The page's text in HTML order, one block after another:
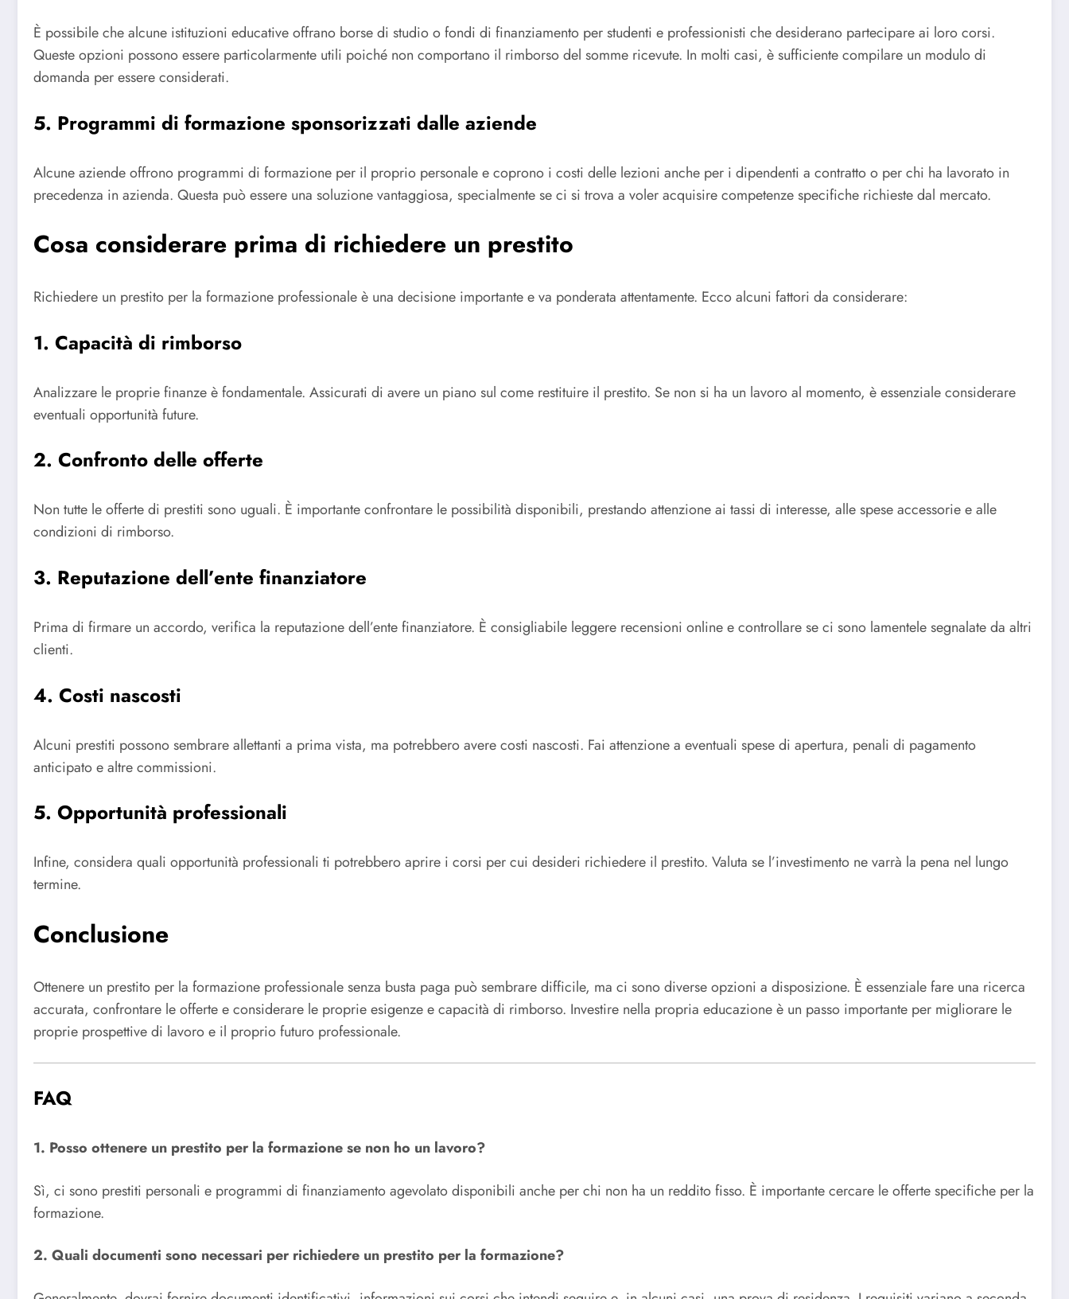
È possibile che alcune istituzioni educative offrano borse di studio o fondi di finanziamento per studenti e professionisti che desiderano partecipare ai loro corsi.
Queste opzioni possono essere particolarmente utili poiché non comportano il rimborso del somme ricevute. In molti casi, è sufficiente compilare un modulo di
domanda per essere considerati.
5. Programmi di formazione sponsorizzati dalle aziende
Alcune aziende offrono programmi di formazione per il proprio personale e coprono i costi delle lezioni anche per i dipendenti a contratto o per chi ha lavorato in
precedenza in azienda. Questa può essere una soluzione vantaggiosa, specialmente se ci si trova a voler acquisire competenze specifiche richieste dal mercato.
Cosa considerare prima di richiedere un prestito
Richiedere un prestito per la formazione professionale è una decisione importante e va ponderata attentamente. Ecco alcuni fattori da considerare:
1. Capacità di rimborso
Analizzare le proprie finanze è fondamentale. Assicurati di avere un piano sul come restituire il prestito. Se non si ha un lavoro al momento, è essenziale considerare
eventuali opportunità future.
2. Confronto delle offerte
Non tutte le offerte di prestiti sono uguali. È importante confrontare le possibilità disponibili, prestando attenzione ai tassi di interesse, alle spese accessorie e alle
condizioni di rimborso.
3. Reputazione dell’ente finanziatore
Prima di firmare un accordo, verifica la reputazione dell’ente finanziatore. È consigliabile leggere recensioni online e controllare se ci sono lamentele segnalate da altri
clienti.
4. Costi nascosti
Alcuni prestiti possono sembrare allettanti a prima vista, ma potrebbero avere costi nascosti. Fai attenzione a eventuali spese di apertura, penali di pagamento
anticipato e altre commissioni.
5. Opportunità professionali
Infine, considera quali opportunità professionali ti potrebbero aprire i corsi per cui desideri richiedere il prestito. Valuta se l’investimento ne varrà la pena nel lungo
termine.
Conclusione
Ottenere un prestito per la formazione professionale senza busta paga può sembrare difficile, ma ci sono diverse opzioni a disposizione. È essenziale fare una ricerca
accurata, confrontare le offerte e considerare le proprie esigenze e capacità di rimborso. Investire nella propria educazione è un passo importante per migliorare le
proprie prospettive di lavoro e il proprio futuro professionale.
FAQ
1. Posso ottenere un prestito per la formazione se non ho un lavoro?
Sì, ci sono prestiti personali e programmi di finanziamento agevolato disponibili anche per chi non ha un reddito fisso. È importante cercare le offerte specifiche per la
formazione.
2. Quali documenti sono necessari per richiedere un prestito per la formazione?